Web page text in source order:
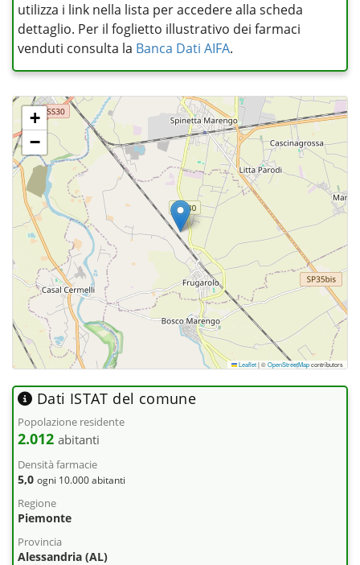
utilizza i link nella lista per accedere alla scheda
dettaglio. Per il foglietto illustrativo dei farmaci
venduti consulta la Banca Dati AIFA.
+
−
Leaflet|©OpenStreetMapcontributors
Dati ISTAT del comune
Popolazione residente
2.012 abitanti
Densità farmacie
5,0 ogni 10.000 abitanti
Regione
Piemonte
Provincia
Alessandria (AL)